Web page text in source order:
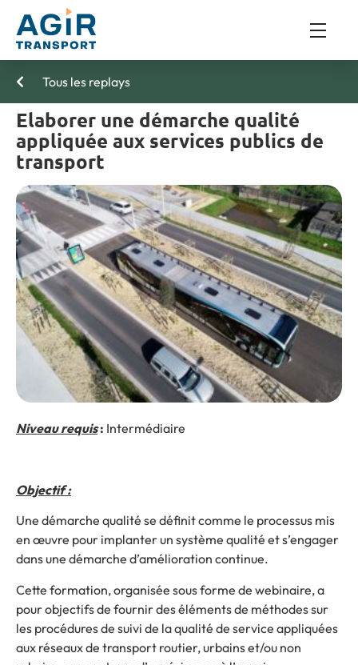
Tous les replays
Elaborer une démarche qualité
appliquée aux services publics de
transport
Niveau requis : Intermédiaire
Objectif :
Une démarche qualité se définit comme le processus mis
en œuvre pour implanter un système qualité et s’engager
dans une démarche d’amélioration continue.
Cette formation, organisée sous forme de webinaire, a
pour objectifs de fournir des éléments de méthodes sur
les procédures de suivi de la qualité de service appliquées
aux réseaux de transport routier, urbains et/ou non